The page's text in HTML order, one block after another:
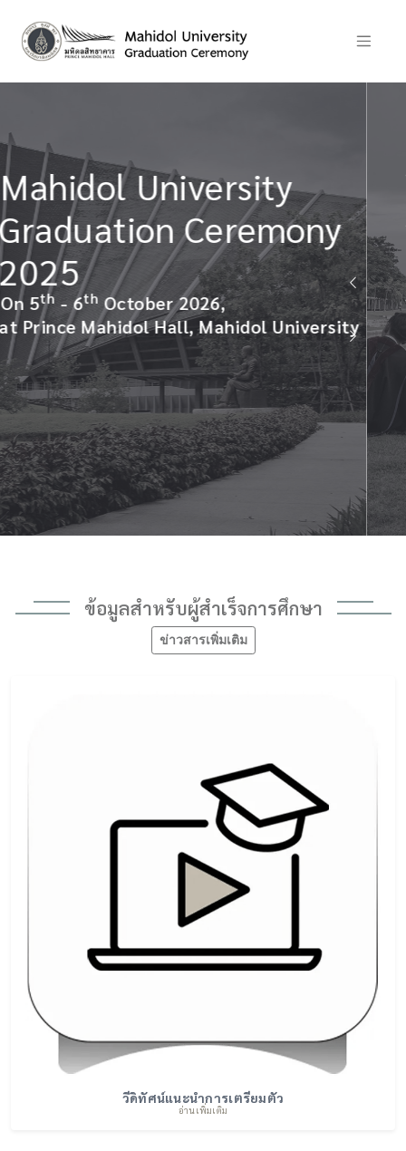
พิธีพระราชทานปริญญาบัตร
มหาวิทยาลัยมหิดล
ประจำปีการศึกษา 2568
วันที่ 5 - 6 ตุลาคม 2569
ณ อาคารหอประชุมมหิดลสิทธาคาร มหาวิทยาลัย
ข้อมูลสำหรับผู้สำเร็จการศึกษา
ข่าวสารเพิ่มเติม
วีดิทัศน์แนะนำการเตรียมตัว
อ่านเพิ่มเติม